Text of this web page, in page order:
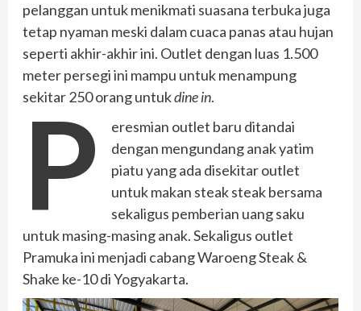
pelanggan untuk menikmati suasana terbuka juga
tetap nyaman meski dalam cuaca panas atau hujan
seperti akhir-akhir ini. Outlet dengan luas 1.500
meter persegi ini mampu untuk menampung
sekitar 250 orang untukdinein.
P
eresmian outlet baru ditandai
dengan mengundang anak yatim
piatu yang ada disekitar outlet
untuk makan steak steak bersama
sekaligus pemberian uang saku
untuk masing-masing anak. Sekaligus outlet
Pramuka ini menjadi cabang Waroeng Steak &
Shake ke-10 di Yogyakarta.